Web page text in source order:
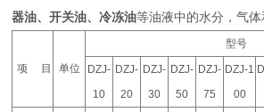
器油、开关油、冷冻油等油液中的水分，气体
项 目 单位
型号
DZJ-
10
DZJ-
20
DZJ-
30
DZJ-
50
DZJ-
75
DZJ-1
00